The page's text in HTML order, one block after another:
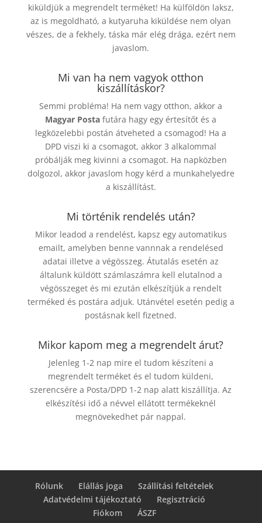
kiküldjük a megrendelt terméket! Ha külföldön laksz,
az is megoldható, a kutyaruha kiküldése nem olyan
vészes, de a fekhely, táska már elég drága, ezért nem
javaslom.
Mi van ha nem vagyok otthon
kiszállításkor?
Semmi probléma! Ha nem vagy otthon, akkor a
Magyar Postafutára hagy egy értesítőt és a
legközelebbi postán átveheted a csomagod! Ha a
DPD viszi ki a csomagot, akkor 3 alkalommal
próbálják meg kivinni a csomagot. Ha napközben
dolgozol, akkor javaslom hogy kérd a munkahelyedre
a kiszállítást.
Mi történik rendelés után?
Mikor leadod a rendelést, kapsz egy automatikus
emailt, amelyben benne vannnak a rendelésed
adatai illetve a végösszeg. Átutalás esetén az
általunk küldött számlaszámra kell elutalnod a
végösszeget és mi ezután elkészítjük a rendelt
terméked és postára adjuk. Utánvétel esetén pedig a
postásnak kell fizetned.
Mikor kapom meg a megrendelt árut?
Jelenleg 1-2 nap mire el tudom készíteni a
megrendelt terméket és el tudom küldeni,
szerencsére a Posta/DPD 1-2 nap alatt kiszállítja. Az
elkészítési idő a névvel ellátott termékeknél
megnövekedhet pár nappal.
Rólunk Elállás joga
Szállítási feltételek
Adatvédelmi tájékoztató
Regisztráció
Fiókom
ÁSZF